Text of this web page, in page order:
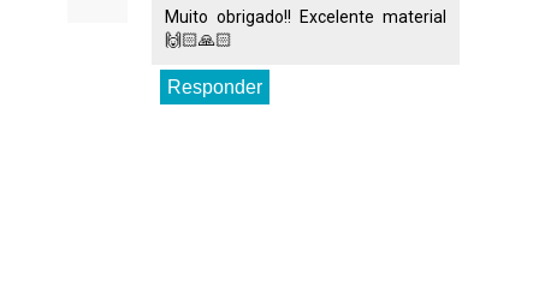
Muito obrigado!! Excelente material
🙌🏻🙏🏻
Responder